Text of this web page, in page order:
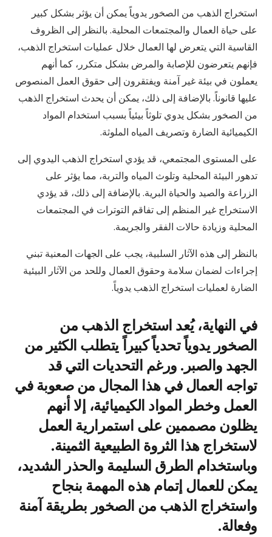
استخراج الذهب من الصخور يدوياً يمكن أن يؤثر بشكل كبير
على حياة العمال والمجتمعات المحلية. بالنظر إلى الظروف
القاسية التي يتعرض لها العمال خلال عمليات استخراج الذهب،
فإنهم يتعرضون للإصابة والمرض بشكل متكرر، كما أنهم
يعملون في بيئة غير آمنة ويفتقرون إلى حقوق العمل المنصوص
عليها قانوناً. بالإضافة إلى ذلك، يمكن أن يحدث استخراج الذهب
من الصخور بشكل يدوي تلوثاً بيئياً بسبب استخدام المواد
الكيميائية الضارة وتصريف المياه الملوثة.
على المستوى المجتمعي، قد يؤدي استخراج الذهب اليدوي إلى
تدهور البيئة المحلية وتلوث المياه والتربة، مما يؤثر على
الزراعة والصيد والحياة البرية. بالإضافة إلى ذلك، قد يؤدي
الاستخراج غير المنظم إلى تفاقم التوترات في المجتمعات
المحلية وزيادة حالات الفقر والجريمة.
بالنظر إلى هذه الآثار السلبية، يجب على الجهات المعنية تبني
إجراءات لضمان سلامة وحقوق العمال وللحد من الآثار البيئية
الضارة لعمليات استخراج الذهب يدوياً.
في النهاية، يُعد استخراج الذهب من
الصخور يدوياً تحدياً كبيراً يتطلب الكثير من
الجهد والصبر. ورغم التحديات التي قد
تواجه العمال في هذا المجال من صعوبة في
العمل وخطر المواد الكيميائية، إلا أنهم
يظلون مصممين على استمرارية العمل
لاستخراج هذا الثروة الطبيعية الثمينة.
وباستخدام الطرق السليمة والحذر الشديد،
يمكن للعمال إتمام هذه المهمة بنجاح
واستخراج الذهب من الصخور بطريقة آمنة
وفعالة.